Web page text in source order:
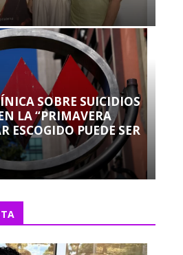
SOBRE SUICIDIOS
LA “PRIMAVERA
ESCOGIDO PUEDE SER